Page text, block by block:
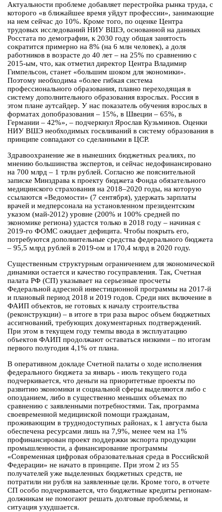
Актуальности проблеме добавляет перестройка рынка труда, с
которого «в ближайшее время уйдут профессии», занимающие
на нем сейчас до 10%. Кроме того, по оценке Центра
трудовых исследований НИУ ВШЭ, основанной на данных
Росстата по демографии, к 2030 году общая занятость
сократится примерно на 8% (на 6 млн человек), а доля
работников в возрасте до 40 лет – на 25% по сравнению с
2015-ым, что, как отметил директор Центра Владимир
Гимпельсон, станет «большим шоком для экономики».
Поэтому необходима «более гибкая система
профессионального образования, плавно переходящая в
систему дополнительного образования взрослых. Россия в
этом плане аутсайдер. У нас показатель обучения взрослых в
форматах допобразования – 15%, в Швеции – 65%, в
Германии – 42%», – подчеркнул Ярослав Кузьминов. Оценки
НИУ ВШЭ необходимых госвливаний в систему образования в
принципе совпадают со сделанными в ЦСР.
Здравоохранение же в нынешних бюджетных реалиях, по
мнению большинства экспертов, и сейчас недофинансировано
на 700 млрд – 1 трлн рублей. Согласно же пояснительной
записке Минздрава к проекту бюджета Фонда обязательного
медицинского страхования на 2018–2020 годы, на которую
ссылаются «Ведомости» (7 сентября), удержать зарплаты
врачей и медперсонала на установленном президентским
указом (май-2012) уровне (200% и 100% средней по
экономике региона) удастся только в 2018 году – начиная с
2019-го ФОМС ожидает дефицита. Чтобы покрыть его,
потребуются дополнительные средства федерального бюджета
– 95,5 млрд рублей в 2019-ом и 170,4 млрд в 2020 году.
Существенным структурным ограничением для экономической
динамики остается и качество госуправления. Так, Счетная
палата РФ (СП) указывает на серьезные просчеты
Федеральной адресной инвестиционной программы на 2017-й
и плановый период 2018 и 2019 годов. Среди них включение в
ФАИП объектов, не готовых к началу строительства
(реконструкции) – в итоге в три раза вырос объем бюджетных
ассигнований, требующих документарных подтверждений.
При этом в текущем году темпы ввода в эксплуатацию
объектов ФАИП продолжают оставаться низкими – по итогам
первого полугодия 4,1% от плана.
В оперативном докладе Счетной палаты о ходе исполнения
федерального бюджета за январь - июль текущего года
подчеркивается, что деньги на приоритетные проекты по
развитию экономики и социальной сферы выделяются либо с
опозданием, либо в существенно меньших объемах по
сравнению с заявленными потребностями. Так, программа
своевременной медицинской помощи гражданам,
проживающим в труднодоступных районах, к 1 августа была
обеспечена ресурсами лишь на 7,9%, менее чем на 1%
профинансирован проект поддержки экспорта продукции
промышленности, а финансирование программы
«Современная цифровая образовательная среда в Российской
Федерации» не начато в принципе. При этом 2 из 55
получателей уже выделенных бюджетных средств, не
потратили ни рубля на заявленные цели. Кроме того, в отчете
СП особо подчеркивается, что бюджетные кредиты регионам-
должникам не помогают решать долговые проблемы, и
ситуация ухудшается.